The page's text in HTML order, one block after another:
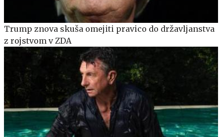
Trump znova skuša omejiti pravico do državljanstva
z rojstvom v ZDA